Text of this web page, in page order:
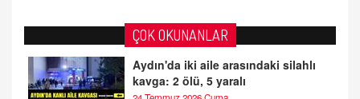
ÇOK OKUNANLAR
Aydın'da iki aile arasındaki silahlı
kavga: 2 ölü, 5 yaralı